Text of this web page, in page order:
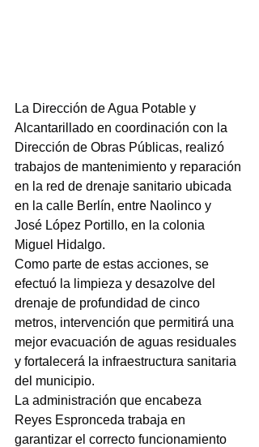
La Dirección de Agua Potable y
Alcantarillado en coordinación con la
Dirección de Obras Públicas, realizó
trabajos de mantenimiento y reparación
en la red de drenaje sanitario ubicada
en la calle Berlín, entre Naolinco y
José López Portillo, en la colonia
Miguel Hidalgo.
Como parte de estas acciones, se
efectuó la limpieza y desazolve del
drenaje de profundidad de cinco
metros, intervención que permitirá una
mejor evacuación de aguas residuales
y fortalecerá la infraestructura sanitaria
del municipio.
La administración que encabeza
Reyes Espronceda trabaja en
garantizar el correcto funcionamiento